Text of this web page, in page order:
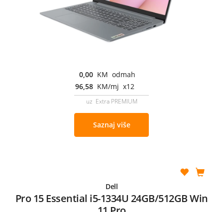
0,00 KM odmah
96,58 KM/mj x12
uz Extra PREMIUM
Saznaj više
Dell
Pro 15 Essential i5-1334U 24GB/512GB Win